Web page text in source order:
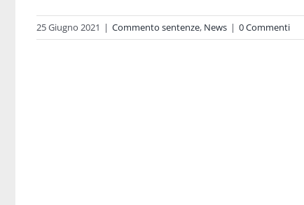
25 Giugno 2021 | Commento sentenze, News | 0 Commenti